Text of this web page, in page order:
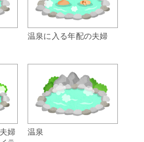
温泉に入る年配の夫婦
婦
温泉